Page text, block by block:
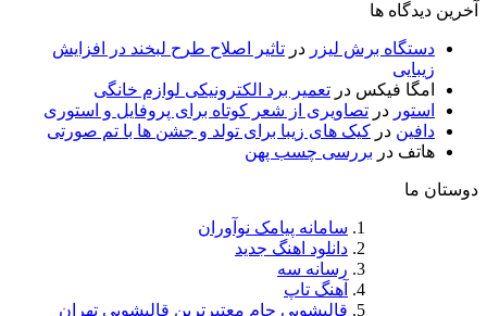
آخرین دیدگاه ها
دستگاه برش لیزر در تاثیر اصلاح طرح لبخند در افزایش
زیبایی
امگا فیکس در تعمیر برد الکترونیکی لوازم خانگی
استور در تصاویری از شعر کوتاه برای پروفایل و استوری
دافین در کیک های زیبا برای تولد و جشن ها با تم صورتی
هاتف در بررسی چسب پهن
دوستان ما
سامانه پیامک نوآوران
دانلود اهنگ جدید
رسانه سه
آهنگ تاپ
قالیشویی جام معتبرترین قالیشویی تهران